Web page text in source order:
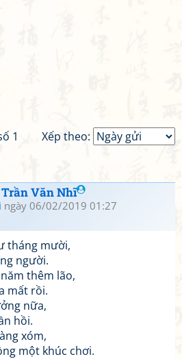
Xếp theo:
1
Trần Văn Nhĩ
ngày 06/02/2019 01:27
tháng mười,
người.
thêm lão,
mất rồi.
nữa,
hồi.
xóm,
một khúc chơi.